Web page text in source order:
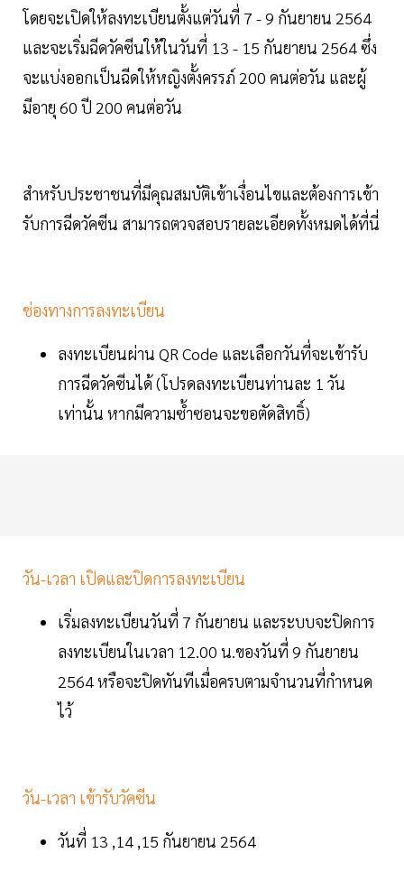
โดยจะเปิดให้ลงทะเบียนตั้งแต่วันที่ 7 - 9 กันยายน 2564
และจะเริ่มฉีดวัคซีนให้ในวันที่ 13 - 15 กันยายน 2564 ซึ่ง
จะแบ่งออกเป็นฉีดให้หญิงตั้งครรภ์ 200 คนต่อวัน และผู้
มีอายุ 60 ปี 200 คนต่อวัน
สำหรับประชาชนที่มีคุณสมบัติเข้าเงื่อนไขและต้องการเข้า
รับการฉีดวัคซีน สามารถตวจสอบรายละเอียดทั้งหมดได้ที่นี่
ช่องทางการลงทะเบียน
ลงทะเบียนผ่าน QR Code และเลือกวันที่จะเข้ารับ
การฉีดวัคซีนได้ (โปรดลงทะเบียนท่านละ 1 วัน
เท่านั้น หากมีความซ้ำซอนจะขอตัดสิทธิ์)
วัน-เวลา เปิดและปิดการลงทะเบียน
เริ่มลงทะเบียนวันที่ 7 กันยายน และระบบจะปิดการ
ลงทะเบียนในเวลา 12.00 น.ของวันที่ 9 กันยายน
2564 หรือจะปิดทันทีเมื่อครบตามจำนวนที่กำหนด
ไว้
วัน-เวลา เข้ารับวัคซีน
วันที่ 13 ,14 ,15 กันยายน 2564